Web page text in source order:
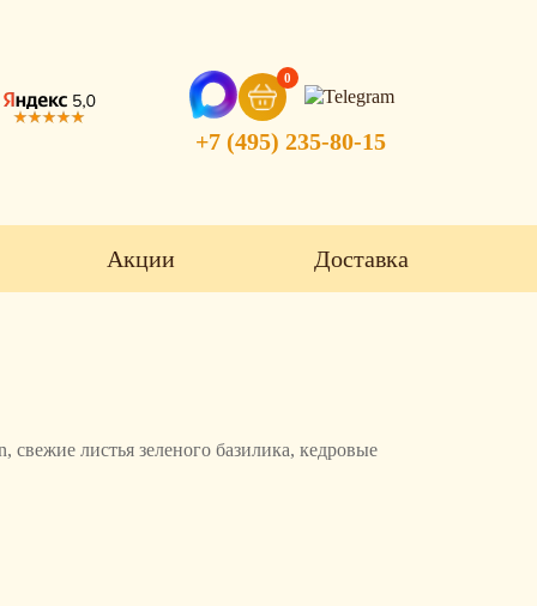
0
+7 (495) 235-80-15
Акции Доставка
листья зеленого базилика, кедровые